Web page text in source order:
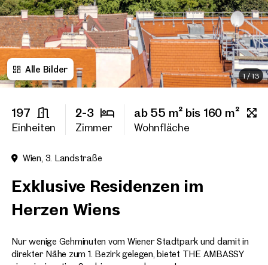
Alle Bilder
1/13
197
Einheiten
2-3
Zimmer
ab 55 m² bis 160 m²
Wohnfläche
Wien, 3. Landstraße
Exklusive Residenzen im
Herzen Wiens
Nur wenige Gehminuten vom Wiener Stadtpark und damit in
direkter Nähe zum 1. Bezirk gelegen, bietet THE AMBASSY
Titel(optional)
Vorname
Nachname
Rückruf-Service
Ich habe die AGB und